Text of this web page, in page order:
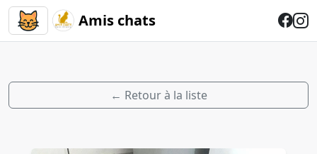
Amis chats
← Retour à la liste